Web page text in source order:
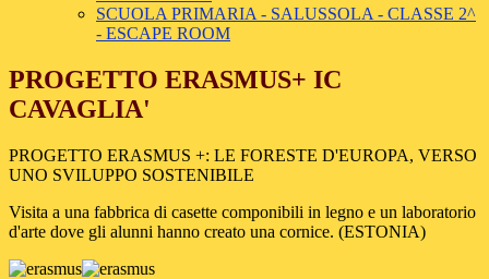
SCUOLA PRIMARIA - SALUSSOLA - CLASSE 2^
- ESCAPE ROOM
PROGETTO ERASMUS+ IC
CAVAGLIA'
PROGETTO ERASMUS +: LE FORESTE D'EUROPA, VERSO
UNO SVILUPPO SOSTENIBILE
Visita a una fabbrica di casette componibili in legno e un laboratorio
d'arte dove gli alunni hanno creato una cornice. (ESTONIA)